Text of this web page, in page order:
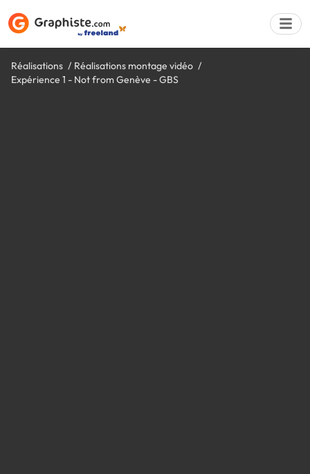
Réalisations
Réalisations montage vidéo
Expérience 1 - Not from Genève - GBS